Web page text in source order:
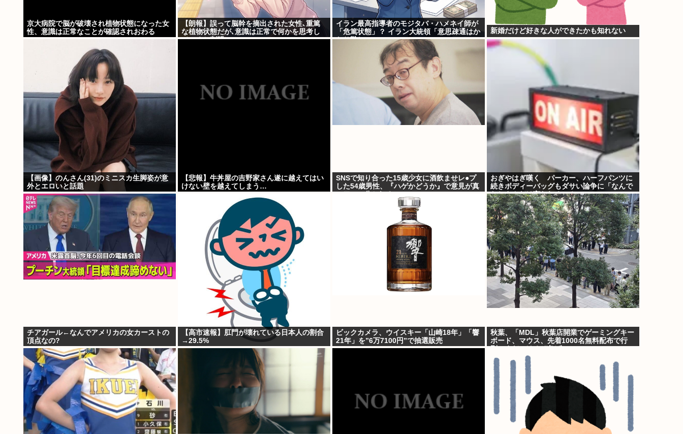
京大病院で脳が破壊され植物状態になった女
性、意識は正常なことが確認されおわる
【朗報】誤って脳幹を摘出された女性､重篤
な植物状態だが､意識は正常で何かを思考し
ていると判明
イラン最高指導者のモジタバ・ハメネイ師が
「危篤状態」？ イラン大統領「意思疎通はか
なり難しい」
新婚だけど好きな人ができたかも知れない
【画像】のんさん(31)のミニスカ生脚姿が意
外とエロいと話題
【悲報】牛丼屋の吉野家さん遂に越えてはい
けない壁を越えてしまう…
SNSで知り合った15歳少女に酒飲ませレ●プ
した54歳男性、『ハゲかどうか』で意見が真
おぎやはぎ嘆く パーカー、ハーフパンツに
続きボディーバッグもダサい論争に「なんで
おじさんだけ言われるの？」
チアガール←なんでアメリカの女カーストの
頂点なの?
【高市速報】肛門が壊れている日本人の割合
→29.5%
ビックカメラ、ウイスキー「山崎18年」「響
21年」を”6万7100円”で抽選販売
秋葉、「MDL」秋葉店開業でゲーミングキー
ボード、マウス、先着1000名無料配布で行